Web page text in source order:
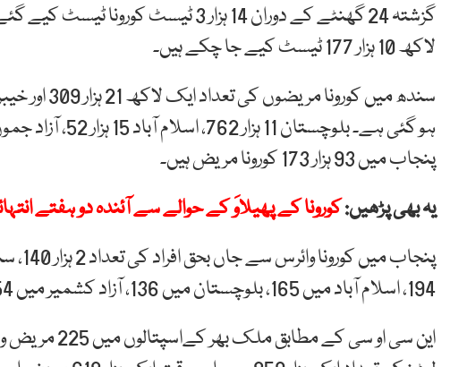
لاکھ 10 ہزار 177 ٹیسٹ کیے جا چکے ہیں۔
پنجاب میں 93 ہزار 173 کورونا مریض ہیں۔
یہ بھی پڑھیں:کورونا کے پھیلاوَ کے حوالے سے آئندہ دو ہفتے
194، اسلام آباد میں 165، بلوچستان میں 136، آزاد کشمیر میں 54 اور گلگت بلتستان میں 53 ہو چکی ہے۔
این سی او سی